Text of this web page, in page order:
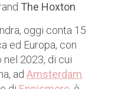
The Hoxton.
oggi conta 15
ed Europa, con
nel 2023, di cui
ad Amsterdam.